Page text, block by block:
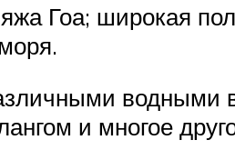
Гоа; широкая
водными
и многое